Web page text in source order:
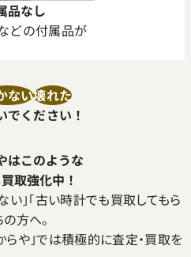
品なし
どの付属品が
ない壊れた
でください！
はこのような
取強化中！
い｣｢古い時計でも買取してもら
方へ。
や｣では積極的に査定・買取を